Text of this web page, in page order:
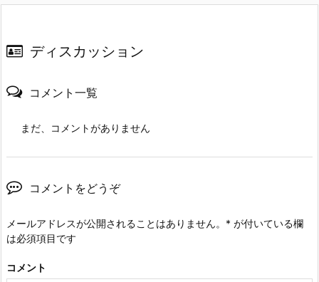
ディスカッション
コメント一覧
まだ、コメントがありません
コメントをどうぞ
メールアドレスが公開されることはありません。 * が付いている欄
は必須項目です
コメント